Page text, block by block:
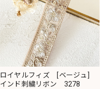
ロイヤルフィズ [ベージュ]
インド刺繍リボン 3278